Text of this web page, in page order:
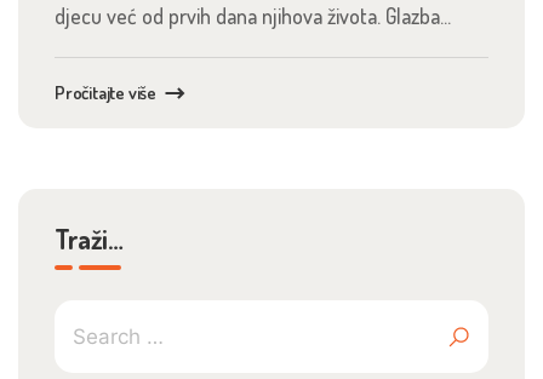
djecu već od prvih dana njihova života. Glazba...
Pročitajte više
Traži…